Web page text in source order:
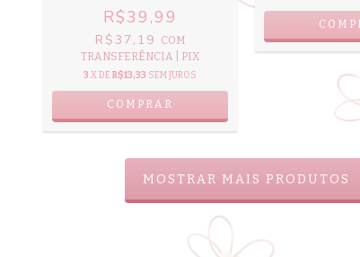
R$39,99
R$37,19
COM
TRANSFERÊNCIA | PIX
3 X DER$13,33 SEM JUROS
COMPRAR
MOSTRAR MAIS PRODUTOS